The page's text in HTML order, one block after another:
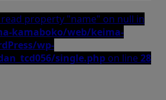
property "name" on null in
kamaboko/web/keima-
wp-
single.php on line28